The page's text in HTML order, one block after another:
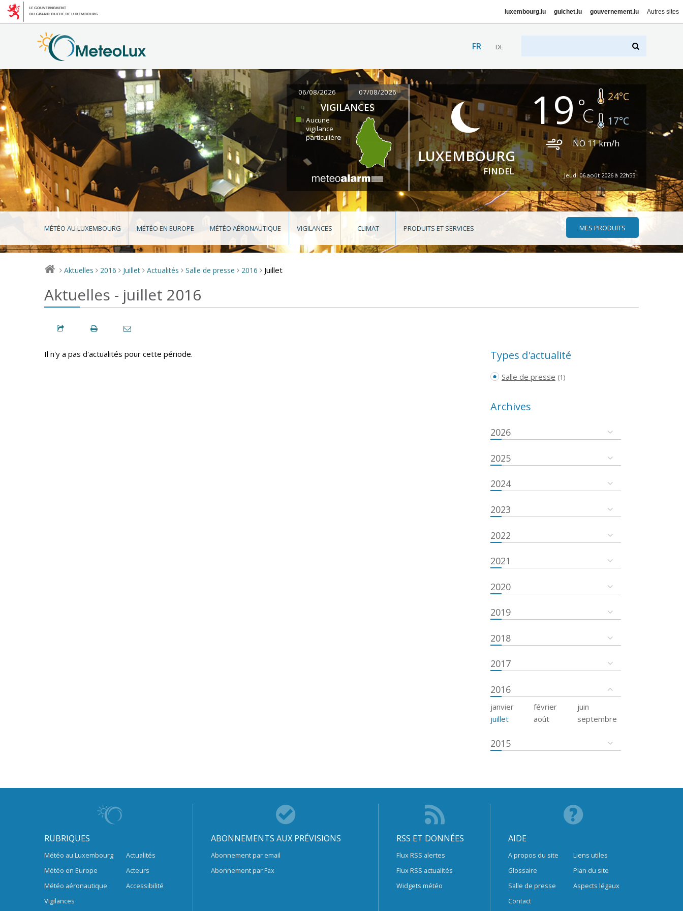
luxembourg.lu guichet.lu gouvernement.lu Autres sites
FR DE
06/08/2026 07/08/2026
VIGILANCES
Aucune
vigilance
particulière
LUXEMBOURG
FINDEL
19 24°C
17°C
NO 11km/h
Jeudi 06 août 2026 à 22h55
MÉTÉO AU LUXEMBOURG MÉTÉO EN EUROPE MÉTÉO AÉRONAUTIQUE VIGILANCES CLIMAT PRODUITS ET SERVICES MES PRODUITS
> Aktuelles > 2016 > Juillet > Actualités > Salle de presse > 2016 > Juillet
Aktuelles - juillet 2016
Il n'y a pas d'actualités pour cette période. Types d'actualité
Salle de presse (1)
Archives
2026
2025
2024
2023
2022
2021
2020
2019
2018
2017
2016
janvier février
juin
juillet
août septembre
2015
RUBRIQUES
Météo au Luxembourg
Météo en Europe
Météo aéronautique
Vigilances
Actualités
Acteurs
Accessibilité
ABONNEMENTS AUX PRÉVISIONS
Abonnement par email
Abonnement par Fax
RSS ET DONNÉES
Flux RSS alertes
Flux RSS actualités
Widgets météo
AIDE
A propos du site
Glossaire
Salle de presse
Contact
Liens utiles
Plan du site
Aspects légaux